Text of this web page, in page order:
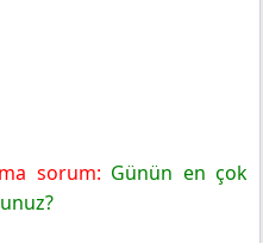
sorum: Günün en çok